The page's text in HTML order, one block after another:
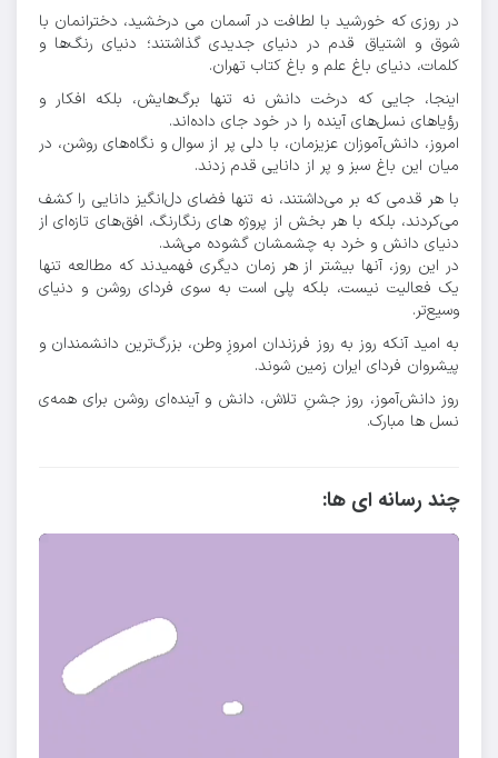
در روزی که خورشید با لطافت در آسمان می درخشید، دخترانمان با
شوق و اشتیاق قدم در دنیای جدیدی گذاشتند؛ دنیای رنگ‌ها و
کلمات، دنیای باغ علم و باغ کتاب تهران.
اینجا، جایی که درخت دانش نه تنها برگ‌هایش، بلکه افکار و
رؤیاهای نسل‌های آینده را در خود جای داده‌اند.
امروز، دانش‌آموزان عزیزمان، با دلی پر از سوال و نگاه‌های روشن، در
میان این باغ سبز و پر از دانایی قدم زدند.
با هر قدمی که بر می‌داشتند، نه تنها فضای دل‌انگیز دانایی را کشف
می‌کردند، بلکه با هر بخش از پروژه های رنگارنگ، افق‌های تازه‌ای از
دنیای دانش و خرد به چشمشان گشوده می‌شد.
در این روز، آنها بیشتر از هر زمان دیگری فهمیدند که مطالعه تنها
یک فعالیت نیست، بلکه پلی است به سوی فردای روشن و دنیای
وسیع‌تر.
به امید آنکه روز به روز فرزندان امروزِ وطن، بزرگ‌ترین دانشمندان و
پیشروان فردای ایران زمین شوند.
روز دانش‌آموز، روز جشنِ تلاش، دانش و آینده‌ای روشن‌ برای همه‌ی
نسل ها مبارک.
چند رسانه ای ها: